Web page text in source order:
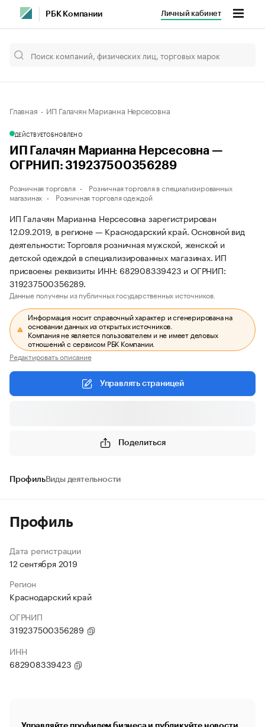
РБК Компании Личный кабинет
Главная ИП Галачян Марианна Нерсесовна
ДЕЙСТВУЕТОБНОВЛЕНО
ИП Галачян Марианна Нерсесовна —
ОГРНИП: 319237500356289
Розничная торговля
Розничная торговля в специализированных
магазинах
Розничная торговля одеждой
ИП Галачян Марианна Нерсесовна зарегистрирован
12.09.2019, в регионе — Краснодарский край. Основной вид
деятельности: Торговля розничная мужской, женской и
детской одеждой в специализированных магазинах. ИП
присвоены реквизиты ИНН: 682908339423 и ОГРНИП:
319237500356289.
Данные получены из публичных государственных источников.
Информация носит справочный характер и сгенерирована на
основании данных из открытых источников.
Компания не является пользователем и не имеет деловых
отношений с сервисом РБК Компании.
Редактировать описание
Управлять страницей
Поделиться
ПрофильВиды деятельности
Профиль
Дата регистрации
12 сентября 2019
Регион
Краснодарский край
ОГРНИП
319237500356289
ИНН
682908339423
Управляйте профилем бизнеса и публикуйте новости